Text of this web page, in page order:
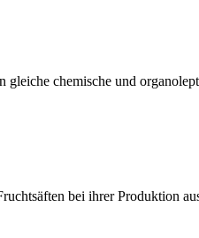
chemische und
bei ihrer Produktion